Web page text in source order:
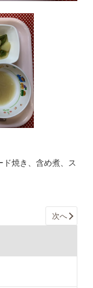
ド焼き、含め煮、ス
次へ